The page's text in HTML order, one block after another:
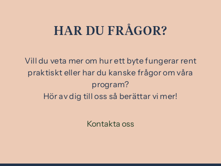
HAR DU FRÅGOR?
Vill du veta mer om hur ett byte fungerar rent
praktiskt eller har du kanske frågor om våra
program?
Hör av dig till oss så berättar vi mer!
Kontakta oss